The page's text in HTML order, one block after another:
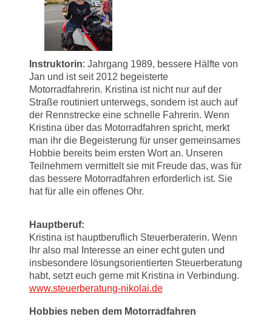
Instruktorin: Jahrgang 1989, bessere Hälfte von
Jan und ist seit 2012 begeisterte
Motorradfahrerin. Kristina ist nicht nur auf der
Straße routiniert unterwegs, sondern ist auch auf
der Rennstrecke eine schnelle Fahrerin. Wenn
Kristina über das Motorradfahren spricht, merkt
man ihr die Begeisterung für unser gemeinsames
Hobbie bereits beim ersten Wort an. Unseren
Teilnehmern vermittelt sie mit Freude das, was für
das bessere Motorradfahren erforderlich ist. Sie
hat für alle ein offenes Ohr.
Hauptberuf:
Kristina ist hauptberuflich Steuerberaterin. Wenn
Ihr also mal Interesse an einer echt guten und
insbesondere lösungsorientierten Steuerberatung
habt, setzt euch gerne mit Kristina in Verbindung.
www.steuerberatung-nikolai.de
Hobbies neben dem Motorradfahren